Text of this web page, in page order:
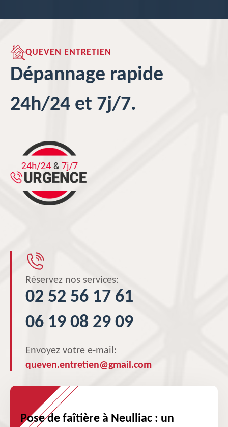
QUEVEN ENTRETIEN
Dépannage rapide
24h/24 et 7j/7.
Réservez nos services:
02 52 56 17 61
06 19 08 29 09
Envoyez votre e-mail:
queven.entretien@gmail.com
Pose de faîtière à Neulliac : un